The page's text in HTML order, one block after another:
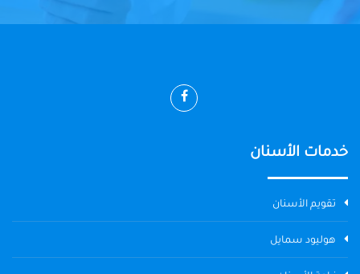
خدمات الأسنان
تقويم الأسنان
هوليود سمايل